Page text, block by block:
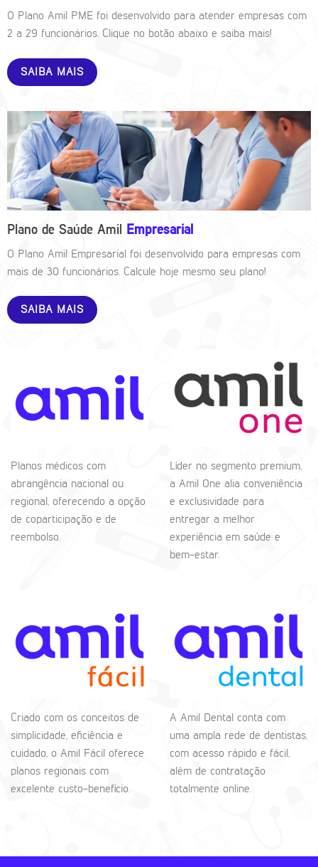
O Plano Amil PME foi desenvolvido para atender empresas com
2 a 29 funcionários. Clique no botão abaixo e saiba mais!
SAIBA MAIS
Plano de Saúde Amil Empresarial
O Plano Amil Empresarial foi desenvolvido para empresas com
mais de 30 funcionários. Calcule hoje mesmo seu plano!
SAIBA MAIS
Planos médicos com
abrangência nacional ou
regional, oferecendo a opção
de coparticipação e de
reembolso.
Líder no segmento premium,
a Amil One alia conveniência
e exclusividade para
entregar a melhor
experiência em saúde e
bem-estar.
Criado com os conceitos de
simplicidade, eficiência e
cuidado, o Amil Fácil oferece
planos regionais com
excelente custo-benefício.
A Amil Dental conta com
uma ampla rede de dentistas,
com acesso rápido e fácil,
além de contratação
totalmente online.